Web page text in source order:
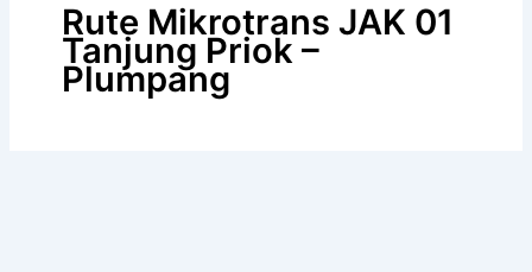
Rute Mikrotrans JAK 01
Tanjung Priok –
Plumpang